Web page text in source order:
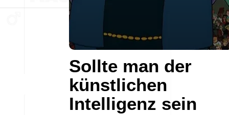
Sollte man der
künstlichen
Intelligenz sein